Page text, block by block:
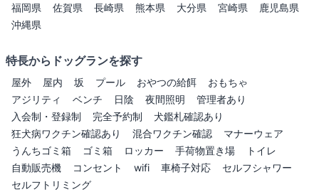
福岡県
佐賀県 長崎県 熊本県 大分県 宮崎県
鹿児島県
沖縄県
特長からドッグランを探す
屋外 屋内 坂 プール おやつの給餌
おもちゃ
アジリティ
ベンチ 日陰 夜間照明
管理者あり
入会制・登録制
完全予約制
犬鑑札確認あり
狂犬病ワクチン確認あり
混合ワクチン確認
マナーウェア
うんちゴミ箱
ゴミ箱 ロッカー 手荷物置き場
トイレ
自動販売機
コンセント wifi 車椅子対応
セルフシャワー
セルフトリミング